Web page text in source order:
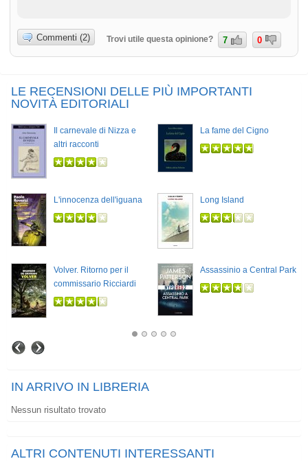
Commenti (2) Trovi utile questa opinione? 7 0
LE RECENSIONI DELLE PIÙ IMPORTANTI
NOVITÀ EDITORIALI
Il carnevale di Nizza e
altri racconti
La fame del Cigno
L'innocenza dell'iguana Long Island
Volver. Ritorno per il
commissario Ricciardi
Assassinio a Central Park
IN ARRIVO IN LIBRERIA
Nessun risultato trovato
ALTRI CONTENUTI INTERESSANTI